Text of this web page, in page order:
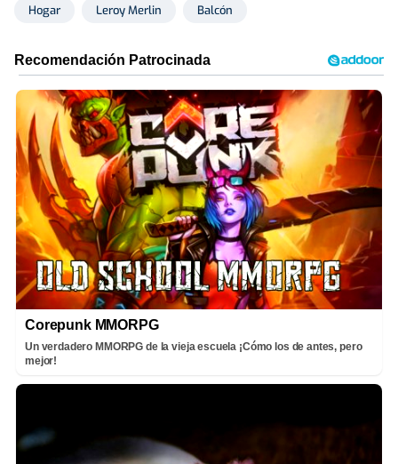
Hogar Leroy Merlin Balcón
Corepunk MMORPG
Un verdadero MMORPG de la vieja escuela ¡Cómo los de antes, pero
mejor!